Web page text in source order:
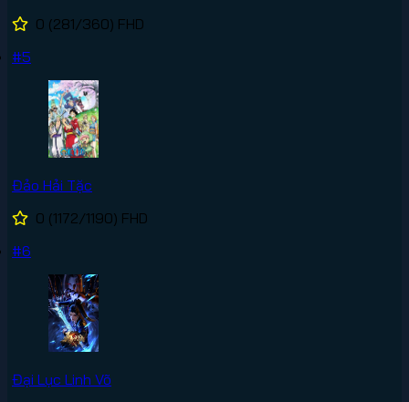
0 (281/360) FHD
#5
Đảo Hải Tặc
0 (1172/1190) FHD
#6
Đại Lục Linh Võ